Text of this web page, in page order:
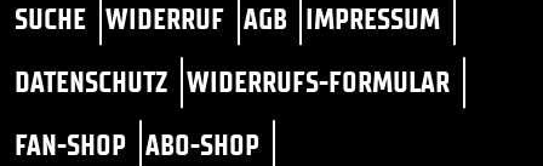
SUCHE WIDERRUF AGB IMPRESSUM
DATENSCHUTZ WIDERRUFS-FORMULAR
FAN-SHOP ABO-SHOP